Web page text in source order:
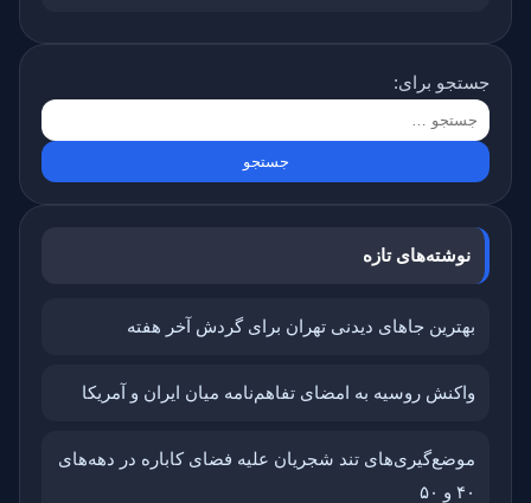
جستجو برای:
نوشته‌های تازه
بهترین جاهای دیدنی تهران برای گردش آخر هفته
واکنش روسیه به امضای تفاهم‌نامه میان ایران و آمریکا
موضع‌گیری‌های تند شجریان علیه فضای کاباره در دهه‌های
۴۰ و ۵۰